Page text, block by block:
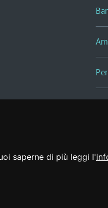
saperne di più leggi l'